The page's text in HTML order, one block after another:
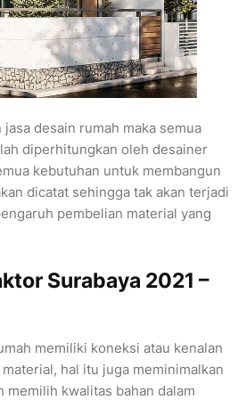
desain rumah maka semua
diperhitungkan oleh desainer
kebutuhan untuk membangun
dicatat sehingga tak akan terjadi
pembelian material yang
Surabaya 2021 –
memiliki koneksi atau kenalan
hal itu juga meminimalkan
memilih kwalitas bahan dalam